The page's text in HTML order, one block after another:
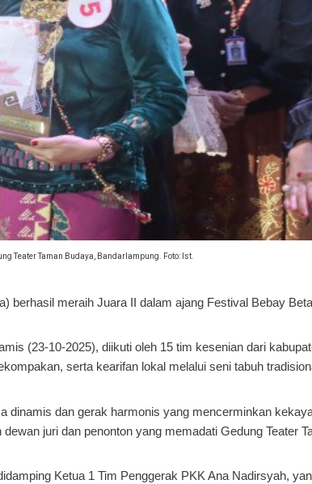
Teater Taman Budaya, Bandarlampung. Foto: Ist.
berhasil meraih Juara II dalam ajang Festival Bebay
(23-10-2025), diikuti oleh 15 tim kesenian dari
serta kearifan lokal melalui seni tabuh
dinamis dan gerak harmonis yang mencerminkan
juri dan penonton yang memadati Gedung Teater
Ketua 1 Tim Penggerak PKK Ana Nadirsyah,